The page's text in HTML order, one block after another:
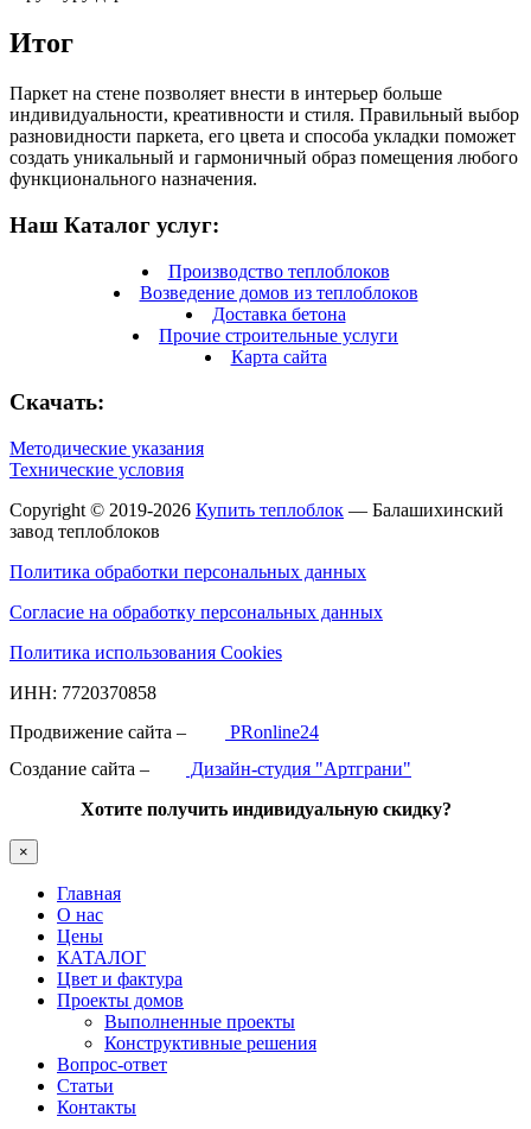
Итог
Паркет на стене позволяет внести в интерьер больше
индивидуальности, креативности и стиля. Правильный выбор
разновидности паркета, его цвета и способа укладки поможет
создать уникальный и гармоничный образ помещения любого
функционального назначения.
Наш Каталог услуг:
Производство теплоблоков
Возведение домов из теплоблоков
Доставка бетона
Прочие строительные услуги
Карта сайта
Скачать:
Методические указания
Технические условия
Copyright © 2019-2026 Купить теплоблок — Балашихинский
завод теплоблоков
Политика обработки персональных данных
Согласие на обработку персональных данных
Политика использования Cookies
ИНН: 7720370858
Продвижение сайта –
PRonline24
Создание сайта –
Дизайн-студия "Артграни"
Хотите получить индивидуальную скидку?
×
Главная
О нас
Цены
КАТАЛОГ
Цвет и фактура
Проекты домов
Выполненные проекты
Конструктивные решения
Вопрос-ответ
Статьи
Контакты